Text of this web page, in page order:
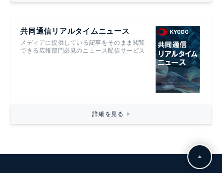
共同通信リアルタイムニュース
メディアに提供している記事をそのまま閲覧
できる広報部門必見のニュース配信サービス
詳細を見る